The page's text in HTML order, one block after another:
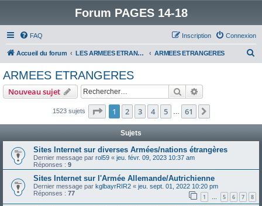
Forum PAGES 14-18
FAQ Connexion
Inscription
Accueil du forum LES ARMEES ETRANGERES DANS LA GRANDE GUERRE ARMEES ETRANGERES
ARMEES ETRANGERES
Nouveau sujet Rechercher
1523 sujets Page 1sur61
1 2 3 4 5 61
Sujets
Sites Internet sur diverses Armées/nations étrangères
Dernier message par rol59 « jeu. févr. 09, 2023 10:37 am
Réponses : 9
Sites Internet sur l'Armée Allemande/Autrichienne
Dernier message par kglbayrRIR2 « jeu. sept. 01, 2022 10:20 pm
Réponses : 77 1 … 5 6 7 8